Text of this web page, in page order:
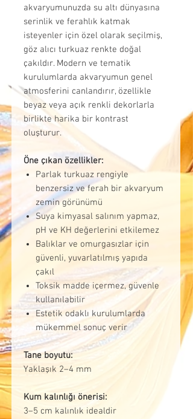
akvaryumunuzda su altı dünyasına
serinlik ve ferahlık katmak
isteyenler için özel olarak seçilmiş,
göz alıcı turkuaz renkte doğal
çakıldır. Modern ve tematik
kurulumlarda akvaryumun genel
atmosferini canlandırır, özellikle
beyaz veya açık renkli dekorlarla
birlikte harika bir kontrast
oluşturur.
Öne çıkan özellikler:
Parlak turkuaz rengiyle
benzersiz ve ferah bir akvaryum
zemin görünümü
Suya kimyasal salınım yapmaz,
pH ve KH değerlerini etkilemez
Balıklar ve omurgasızlar için
güvenli, yuvarlatılmış yapıda
çakıl
Toksik madde içermez, güvenle
kullanılabilir
Estetik odaklı kurulumlarda
mükemmel sonuç verir
Tane boyutu:
Yaklaşık 2–4 mm
Kum kalınlığı önerisi:
3–5 cm kalınlık idealdir